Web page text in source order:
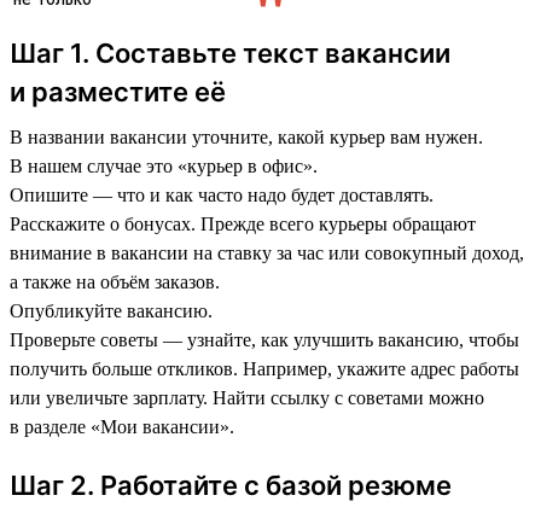
Шаг 1. Составьте текст вакансии
и разместите её
В названии вакансии уточните, какой курьер вам нужен.
В нашем случае это «курьер в офис».
Опишите — что и как часто надо будет доставлять.
Расскажите о бонусах. Прежде всего курьеры обращают
внимание в вакансии на ставку за час или совокупный доход,
а также на объём заказов.
Опубликуйте вакансию.
Проверьте советы — узнайте, как улучшить вакансию, чтобы
получить больше откликов. Например, укажите адрес работы
или увеличьте зарплату. Найти ссылку с советами можно
в разделе «Мои вакансии».
Шаг 2. Работайте с базой резюме